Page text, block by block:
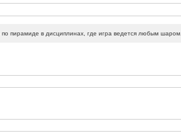
по пирамиде в дисциплинах, где игра ведется любым шаром.